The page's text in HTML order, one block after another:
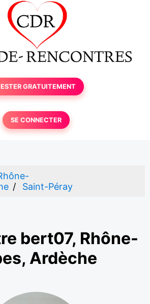
GRATUITEMENT
SE CONNECTER
Saint-Péray
bert07, Rhône-
Ardèche